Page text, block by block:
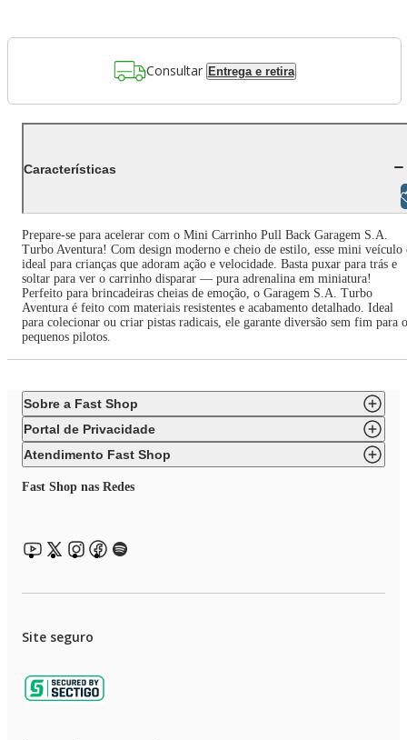
Consultar Entrega e retira
Características
Prepare-se para acelerar com o Mini Carrinho Pull Back Garagem S.A.
Turbo Aventura! Com design moderno e cheio de estilo, esse mini veículo
ideal para crianças que adoram ação e velocidade. Basta puxar para trás e
soltar para ver o carrinho disparar — pura adrenalina em miniatura!
Perfeito para brincadeiras cheias de emoção, o Garagem S.A. Turbo
Aventura é feito com materiais resistentes e acabamento detalhado. Ideal
para colecionar ou criar pistas radicais, ele garante diversão sem fim para
pequenos pilotos.
Sobre a Fast Shop
Portal de Privacidade
Atendimento Fast Shop
Fast Shop nas Redes
Site seguro